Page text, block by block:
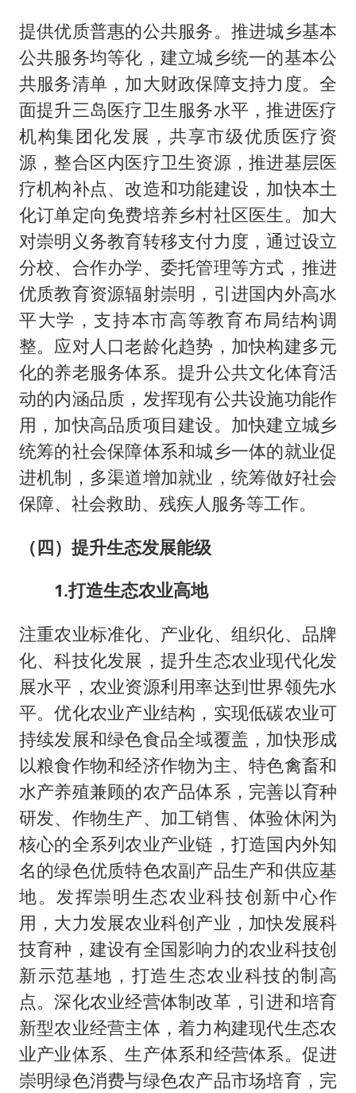
提供优质普惠的公共服务。推进城乡基本
公共服务均等化，建立城乡统一的基本公
共服务清单，加大财政保障支持力度。全
面提升三岛医疗卫生服务水平，推进医疗
机构集团化发展，共享市级优质医疗资
源，整合区内医疗卫生资源，推进基层医
疗机构补点、改造和功能建设，加快本土
化订单定向免费培养乡村社区医生。加大
对崇明义务教育转移支付力度，通过设立
分校、合作办学、委托管理等方式，推进
优质教育资源辐射崇明，引进国内外高水
平大学，支持本市高等教育布局结构调
整。应对人口老龄化趋势，加快构建多元
化的养老服务体系。提升公共文化体育活
动的内涵品质，发挥现有公共设施功能作
用，加快高品质项目建设。加快建立城乡
统筹的社会保障体系和城乡一体的就业促
进机制，多渠道增加就业，统筹做好社会
保障、社会救助、残疾人服务等工作。
（四）提升生态发展能级
1.打造生态农业高地
注重农业标准化、产业化、组织化、品牌
化、科技化发展，提升生态农业现代化发
展水平，农业资源利用率达到世界领先水
平。优化农业产业结构，实现低碳农业可
持续发展和绿色食品全域覆盖，加快形成
以粮食作物和经济作物为主、特色禽畜和
水产养殖兼顾的农产品体系，完善以育种
研发、作物生产、加工销售、体验休闲为
核心的全系列农业产业链，打造国内外知
名的绿色优质特色农副产品生产和供应基
地。发挥崇明生态农业科技创新中心作
用，大力发展农业科创产业，加快发展科
技育种，建设有全国影响力的农业科技创
新示范基地，打造生态农业科技的制高
点。深化农业经营体制改革，引进和培育
新型农业经营主体，着力构建现代生态农
业产业体系、生产体系和经营体系。促进
崇明绿色消费与绿色农产品市场培育，完